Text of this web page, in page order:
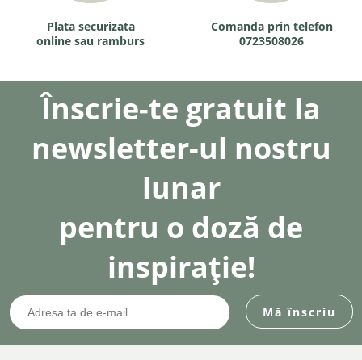
Plata securizata
online sau ramburs
Comanda prin telefon
0723508026
Înscrie-te gratuit la
newsletter-ul nostru
lunar
pentru o doză de
inspirație!